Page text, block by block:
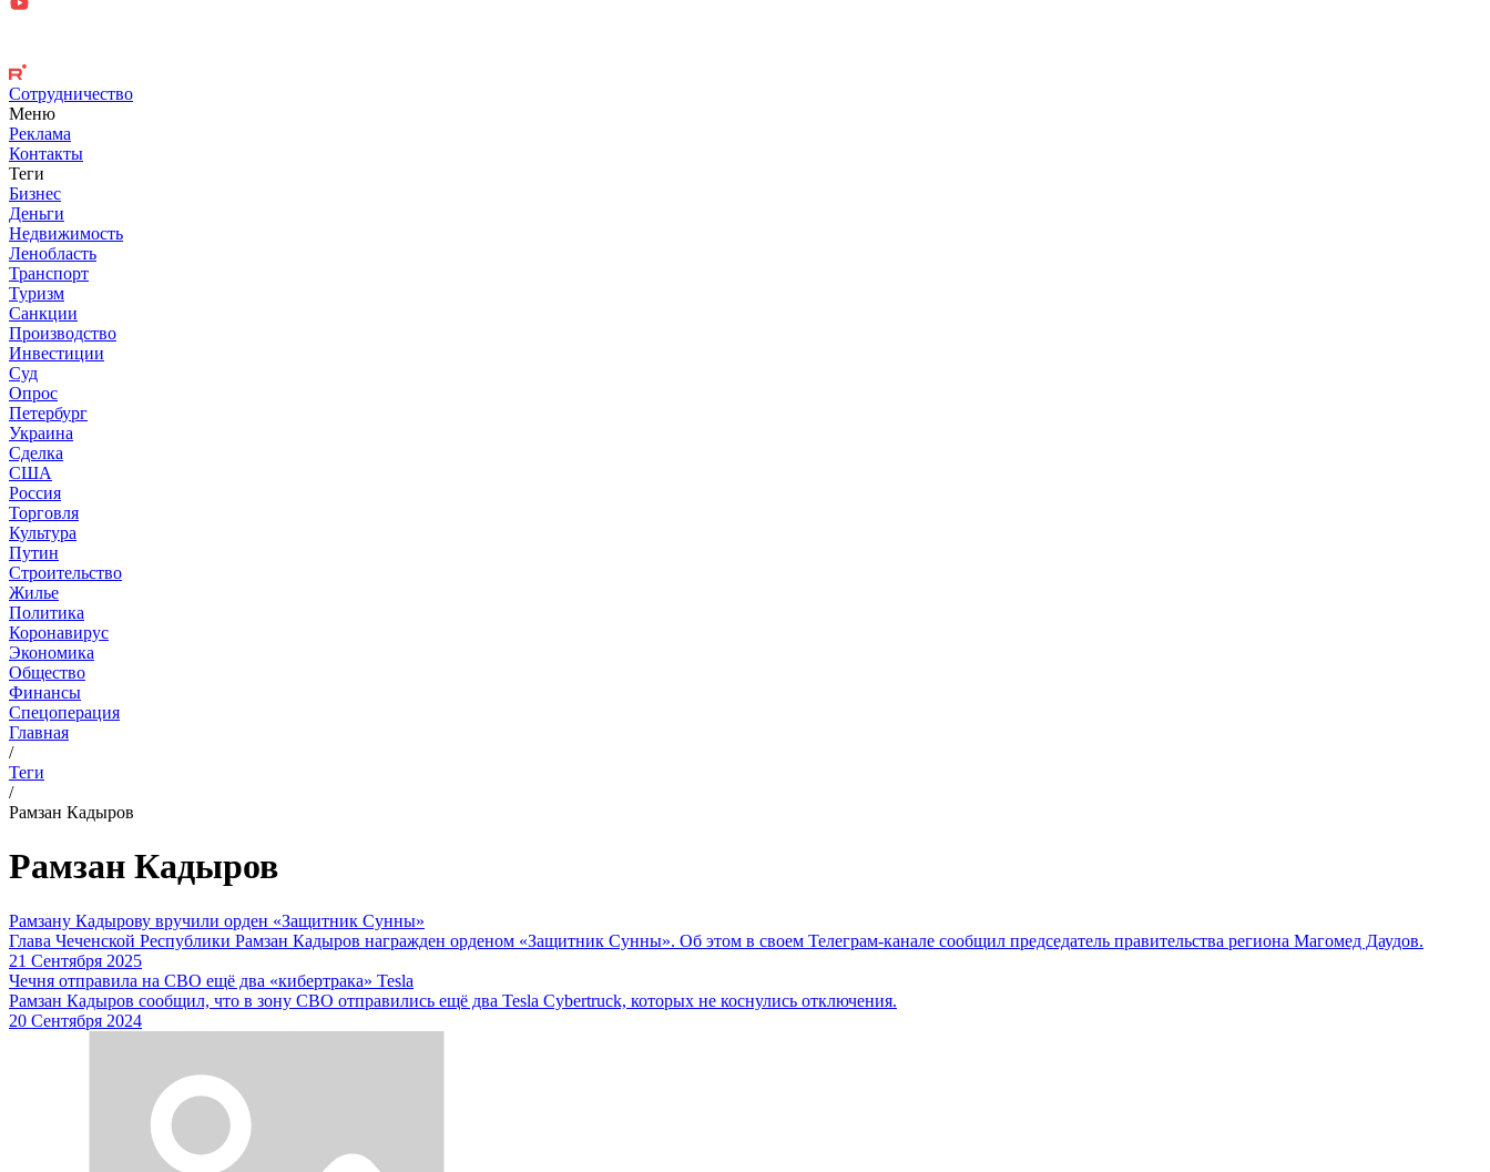
Сотрудничество
Меню
Реклама
Контакты
Теги
Бизнес
Деньги
Недвижимость
Ленобласть
Транспорт
Туризм
Санкции
Производство
Инвестиции
Суд
Опрос
Петербург
Украина
Сделка
США
Россия
Торговля
Культура
Путин
Строительство
Жилье
Политика
Коронавирус
Экономика
Общество
Финансы
Спецоперация
Главная
/
Теги
/
Рамзан Кадыров
Рамзан Кадыров
Рамзану Кадырову вручили орден «Защитник Сунны»
Глава Чеченской Республики Рамзан Кадыров награжден орденом «Защитник Сунны». Об этом в своем Телеграм-канале сообщил председатель правительства региона Магомед Даудов.
21 Сентября 2025
Чечня отправила на СВО ещё два «кибертрака» Tesla
Рамзан Кадыров сообщил, что в зону СВО отправились ещё два Tesla Cybertruck, которых не коснулись отключения.
20 Сентября 2024